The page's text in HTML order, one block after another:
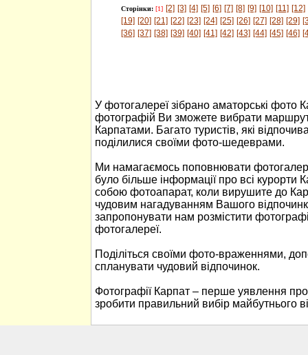
Сторінки: [1] [2] [3] [4] [5] [6] [7] [8] [9] [10] [11] [12]
[19] [20] [21] [22] [23] [24] [25] [26] [27] [28] [29]
[36] [37] [38] [39] [40] [41] [42] [43] [44] [45] [46]
У фотогалереї зібрано аматорські фото
фотографій Ви зможете вибрати
Карпатами. Багато туристів, які
поділилися своїми фото-шедеврами.
Ми намагаємось поповнювати
було більше інформації про всі курорти
собою фотоапарат, коли вирушите до
чудовим нагадуванням Вашого
запропонувати нам розмістити
фотогалереї.
Поділіться своїми фото-враженнями,
спланувати чудовий відпочинок.
Фотографії Карпат – перше уявлення
зробити правильний вибір майбутнього